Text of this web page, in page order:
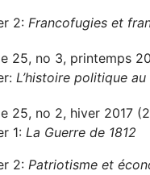
2: Francofugies et
25, no 3, printemps
L’histoire politique
25, no 2, hiver 2017
1: La Guerre de 1812
2: Patriotisme et